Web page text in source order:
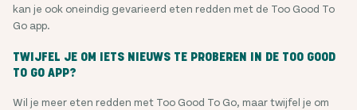
kan je ook oneindig gevarieerd eten redden met de Too Good To
Go app.
TWIJFEL JE OM IETS NIEUWS TE PROBEREN IN DE TOO GOOD
TO GO APP?
Wil je meer eten redden met Too Good To Go, maar twijfel je om